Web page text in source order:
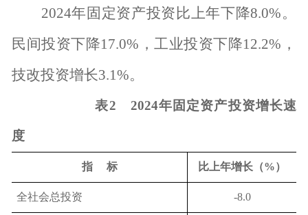
2024年固定资产投资比上年下降8.0%。
民间投资下降17.0% ，工业投资下降12.2% ，
技改投资增长3.1%。
表2 2024年固定资产投资增长速
度
指 标 比上年增长（%）
全社会总投资 -8.0